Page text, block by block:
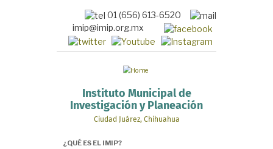
01 (656) 613-6520
imip@imip.org.mx
Instituto Municipal de
Investigación y Planeación
Ciudad Juárez, Chihuahua
¿QUÉ ES EL IMIP?